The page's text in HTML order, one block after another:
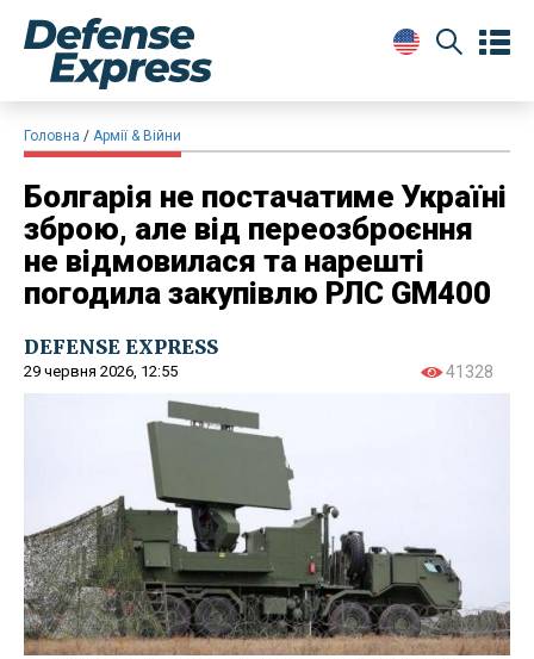
Головна Армії & Війни
Болгарія не постачатиме Україні
зброю, але від переозброєння
не відмовилася та нарешті
погодила закупівлю РЛС GM400
DEFENSE EXPRESS
29 червня 2026, 12:55 41328